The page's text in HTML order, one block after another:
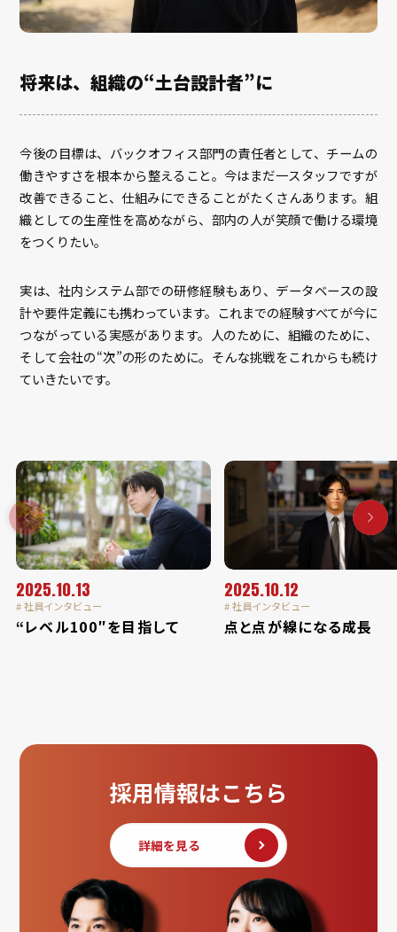
将来は、組織の“土台設計者”に
今後の目標は、バックオフィス部門の責任者として、チームの
働きやすさを根本から整えること。今はまだ一スタッフですが
改善できること、仕組みにできることがたくさんあります。組
織としての生産性を高めながら、部内の人が笑顔で働ける環境
をつくりたい。
実は、社内システム部での研修経験もあり、データベースの設
計や要件定義にも携わっています。これまでの経験すべてが今に
つながっている実感があります。人のために、組織のために、
そして会社の“次”の形のために。そんな挑戦をこれからも続け
ていきたいです。
2025.10.13
# 社員インタビュー
“レベル100″を目指して
2025.10.12
# 社員インタビュー
点と点が線になる成長
採用情報はこちら
詳細を見る